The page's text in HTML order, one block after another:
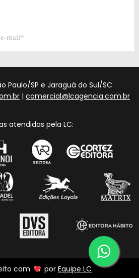
Paulo/SP e Jaraguá do Sul/SC
| comercial@lcagencia.com.br
atendidas pela LC:
com por Equipe LC